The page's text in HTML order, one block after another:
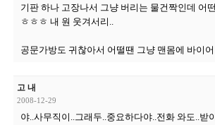
기판 하나 고장나서 그냥 버리는 물건짝인데 어
ㅎㅎㅎ 내 원 웃겨서리..
공문가방도 귀찮아서 어떨땐 그냥 맨몸에 바이
고 내
2008-12-29
야..사무직이..그래두..중요하다야..전화 와도..